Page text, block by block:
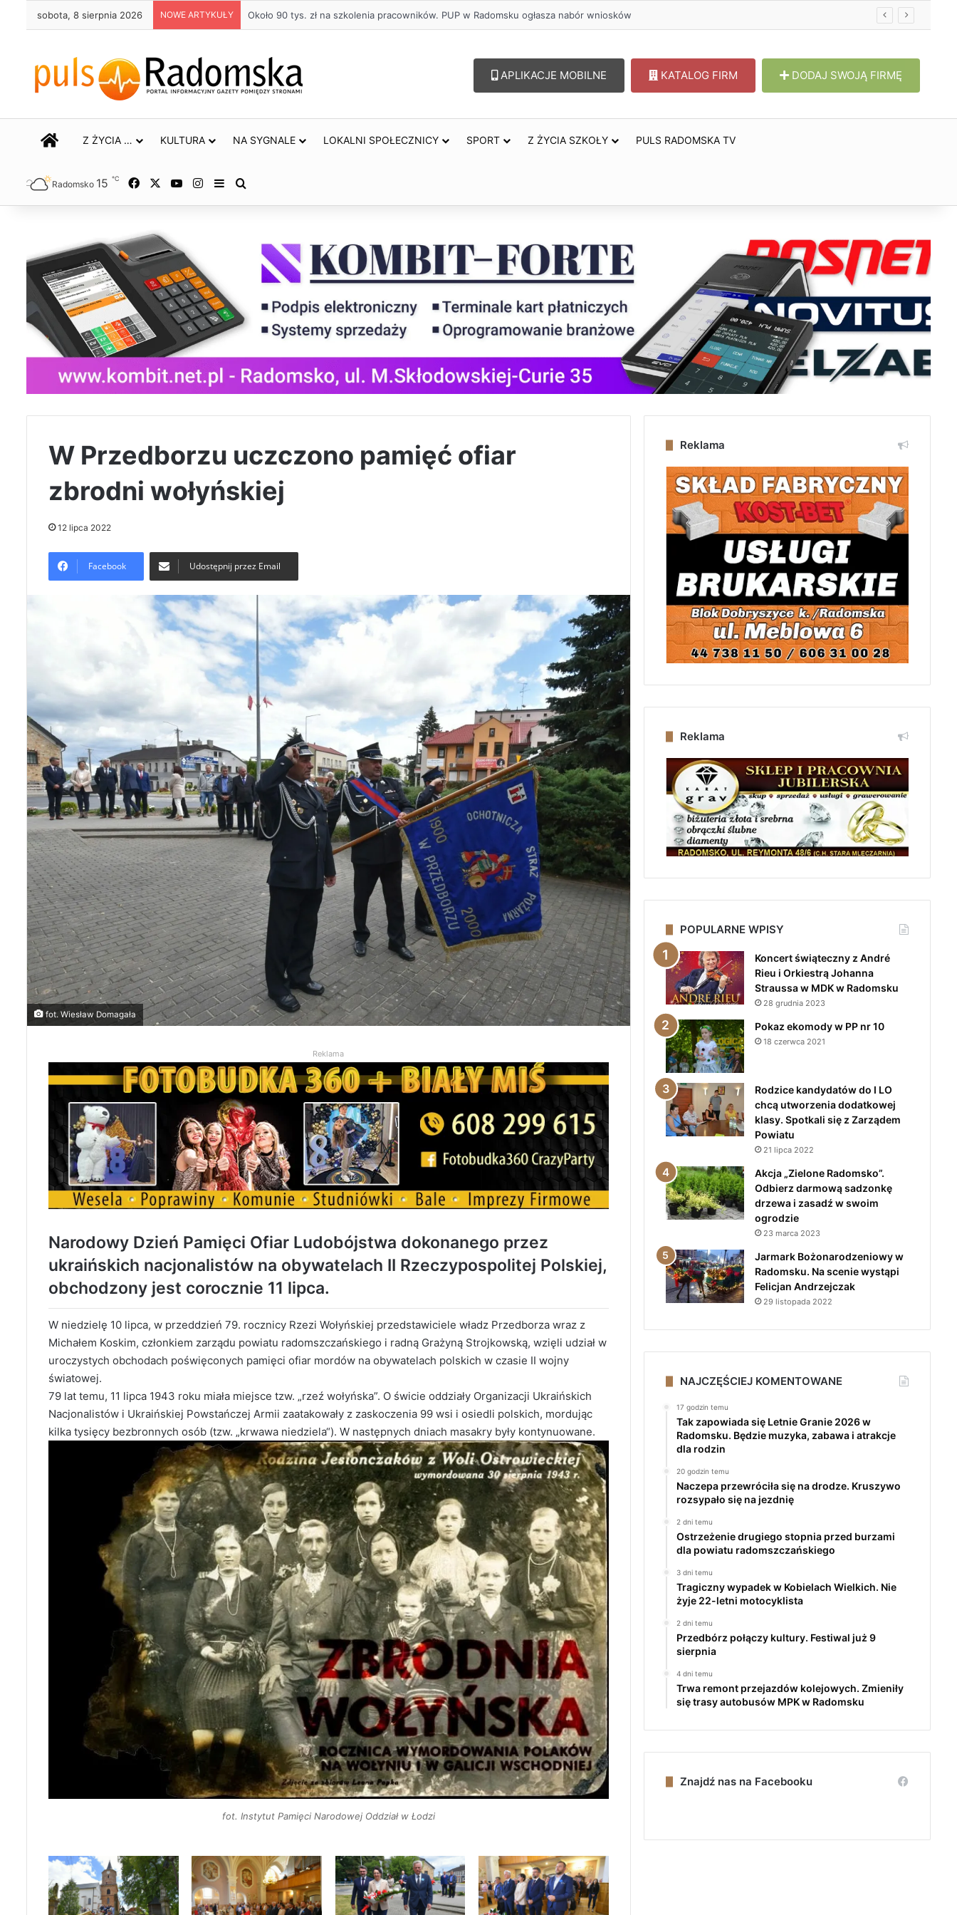
sobota, 8 sierpnia 2026 NOWE ARTYKUŁY Życie bez alkoholu – lepszy wybór. Radomsko włącza się w Miesiąc Trzeźwości
APLIKACJE MOBILNE KATALOG FIRM DODAJ SWOJĄ FIRMĘ
STRONA GŁÓWNA
Z ŻYCIA … KULTURA NA SYGNALE LOKALNI SPOŁECZNICY SPORT Z ŻYCIA SZKOŁY PULS RADOMSKA TV
Radomsko 15 ℃ Facebook YouTubeInstagram
Sidebar
W Przedborzu uczczono pamięć ofiar
zbrodni wołyńskiej
12 lipca 2022
Facebook Udostępnij przez Email
fot. Wiesław Domagała
Reklama
Narodowy Dzień Pamięci Ofiar Ludobójstwa dokonanego przez
ukraińskich nacjonalistów na obywatelach II Rzeczypospolitej Polskiej,
obchodzony jest corocznie 11 lipca.
W niedzielę 10 lipca, w przeddzień 79. rocznicy Rzezi Wołyńskiej przedstawiciele władz Przedborza wraz z
Michałem Koskim, członkiem zarządu powiatu radomszczańskiego i radną Grażyną Strojkowską, wzięli udział w
uroczystych obchodach poświęconych pamięci ofiar mordów na obywatelach polskich w czasie II wojny
światowej.
79 lat temu, 11 lipca 1943 roku miała miejsce tzw. „rzeź wołyńska”. O świcie oddziały Organizacji Ukraińskich
Nacjonalistów i Ukraińskiej Powstańczej Armii zaatakowały z zaskoczenia 99 wsi i osiedli polskich, mordując
kilka tysięcy bezbronnych osób (tzw. „krwawa niedziela“). W następnych dniach masakry były kontynuowane.
fot. Instytut Pamięci Narodowej Oddział w Łodzi
Reklama
Reklama
POPULARNE WPISY
Koncert świąteczny z André
Rieu i Orkiestrą Johanna
Straussa w MDK w Radomsku
28 grudnia 2023
Pokaz ekomody w PP nr 10
18 czerwca 2021
Rodzice kandydatów do I LO
chcą utworzenia dodatkowej
klasy. Spotkali się z Zarządem
Powiatu
21 lipca 2022
Akcja „Zielone Radomsko”.
Odbierz darmową sadzonkę
drzewa i zasadź w swoim
ogrodzie
23 marca 2023
Jarmark Bożonarodzeniowy w
Radomsku. Na scenie wystąpi
Felicjan Andrzejczak
29 listopada 2022
NAJCZĘŚCIEJ KOMENTOWANE
17 godzin temu
Tak zapowiada się Letnie Granie 2026 w
Radomsku. Będzie muzyka, zabawa i atrakcje
dla rodzin
20 godzin temu
Naczepa przewróciła się na drodze. Kruszywo
rozsypało się na jezdnię
2 dni temu
Ostrzeżenie drugiego stopnia przed burzami
dla powiatu radomszczańskiego
3 dni temu
Tragiczny wypadek w Kobielach Wielkich. Nie
żyje 22-letni motocyklista
2 dni temu
Przedbórz połączy kultury. Festiwal już 9
sierpnia
4 dni temu
Trwa remont przejazdów kolejowych. Zmieniły
się trasy autobusów MPK w Radomsku
Znajdź nas na Facebooku